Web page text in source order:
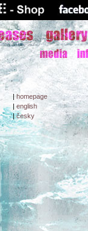
| homepage
| english
|česky